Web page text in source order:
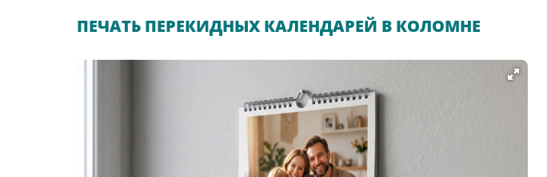
ПЕЧАТЬ ПЕРЕКИДНЫХ КАЛЕНДАРЕЙ В КОЛОМНЕ